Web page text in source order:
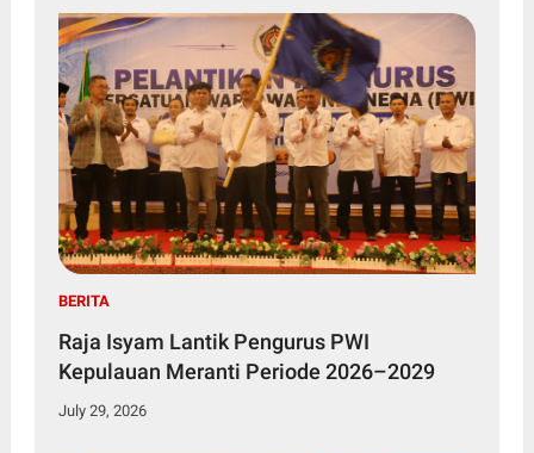
BERITA
Raja Isyam Lantik Pengurus PWI
Kepulauan Meranti Periode 2026–2029
July 29, 2026